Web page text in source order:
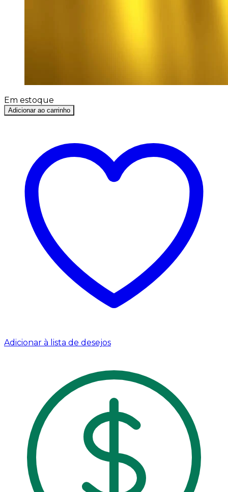
Em estoque
Adicionar ao carrinho
Adicionar à lista de desejos